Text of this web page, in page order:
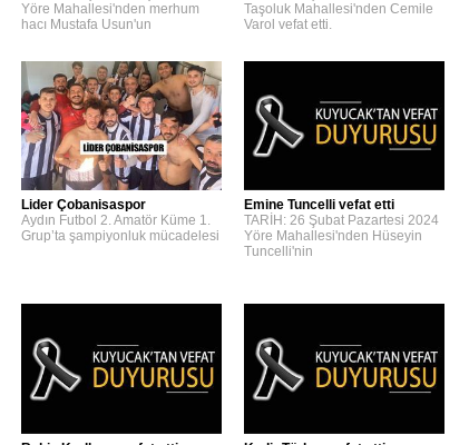
Yöre Mahallesi'nden merhum
hacı Mustafa Usun'un
Taşoluk Mahallesi'nden Cemile
Varol vefat etti.
Lider Çobanisaspor
Aydın Futbol 2. Amatör Küme 1.
Grup’ta şampiyonluk mücadelesi
Emine Tuncelli vefat etti
TARİH: 26 Şubat Pazartesi 2024
Yöre Mahallesi'nden Hüseyin
Tuncelli'nin